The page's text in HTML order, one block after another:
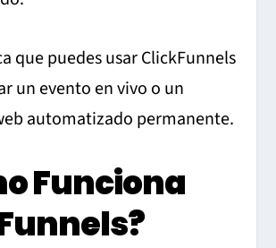
que puedes usar ClickFunnels
un evento en vivo o un
automatizado permanente.
Funciona